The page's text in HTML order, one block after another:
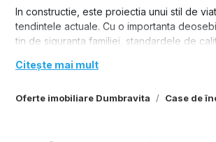
Oferte imobiliare Dumbravita Case de
In constructie, este proiectia unui stil de
tendintele actuale. Cu o importanta
tin de siguranta familiei, standardele de
intr-o zona linistita, la 300 m de centrele
SIGURANTEI constructive si calitative. ITI
Citește mai mult